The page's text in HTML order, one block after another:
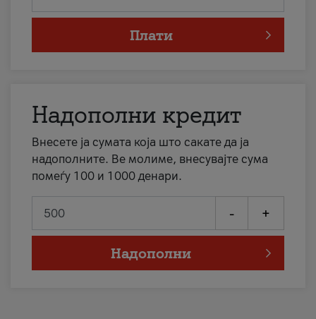
Плати
Надополни кредит
Внесете ја сумата која што сакате да ја
надополните. Ве молиме, внесувајте сума
помеѓу 100 и 1000 денари.
- +
Надополни